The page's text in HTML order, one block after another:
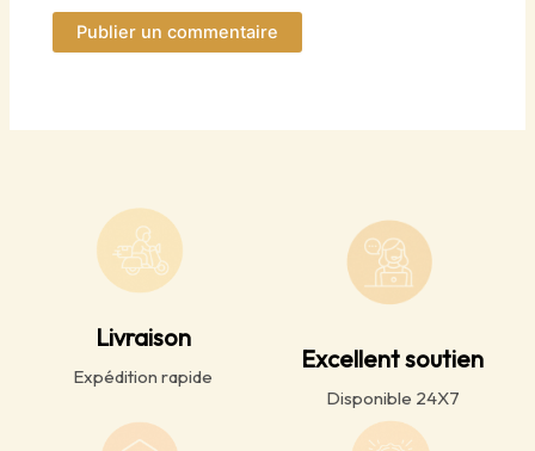
Livraison
Expédition rapide
Excellent soutien
Disponible 24X7